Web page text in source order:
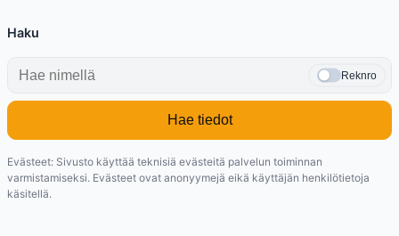
Haku
Reknro
Hae tiedot
Evästeet: Sivusto käyttää teknisiä evästeitä palvelun toiminnan
varmistamiseksi. Evästeet ovat anonyymejä eikä käyttäjän henkilötietoja
käsitellä.